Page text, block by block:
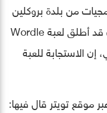
من بلدة بروكلين
بولاية نيويورك الأمريكية، والذي كان قد أطلق لعبة Wordle
الاستجابة للعبة
موقع تويتر قال فيها: